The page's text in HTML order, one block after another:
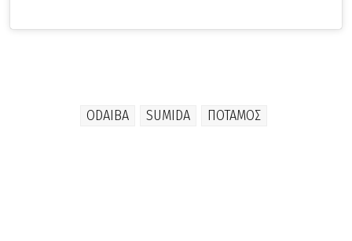
ODAIBA SUMIDA ΠΟΤΑΜΟΣ